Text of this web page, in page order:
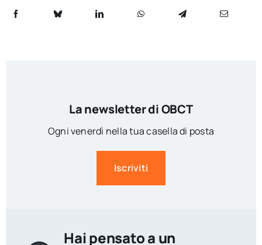
La newsletter di OBCT
Ogni venerdì nella tua casella di posta
Iscriviti
Hai pensato a un